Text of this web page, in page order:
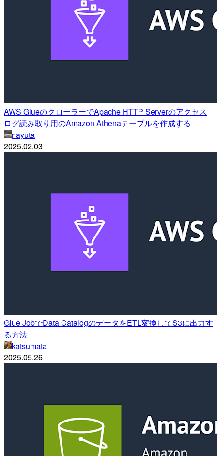
AWS GlueのクローラーでApache HTTP Serverのアクセス
ログ読み取り用のAmazon Athenaテーブルを作成する
nayuta
2025.02.03
Glue JobでData CatalogのデータをETL変換してS3に出力す
る方法
katsumata
2025.05.26